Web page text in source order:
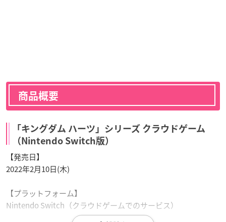
商品概要
「キングダム ハーツ」シリーズ クラウドゲーム
（Nintendo Switch版）
【発売日】
2022年2月10日(木)
【プラットフォーム】
Nintendo Switch（クラウドゲームでのサービス）